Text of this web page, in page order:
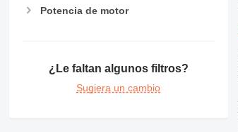
Potencia de motor
¿Le faltan algunos filtros?
Sugiera un cambio